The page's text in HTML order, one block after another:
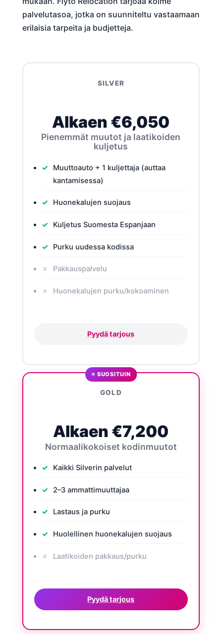
palvelutasoa, jotka on suunniteltu vastaamaan
erilaisia tarpeita ja budjetteja.
SILVER
Alkaen €6,050
Pienemmät muutot ja laatikoiden
kuljetus
Muuttoauto + 1 kuljettaja (auttaa
kantamisessa)
Huonekalujen suojaus
Kuljetus Suomesta Espanjaan
Purku uudessa kodissa
Pakkauspalvelu
Huonekalujen purku/kokoaminen
Pyydä tarjous
⭐ SUOSITUIN
GOLD
Alkaen €7,200
Normaalikokoiset kodinmuutot
Kaikki Silverin palvelut
2–3 ammattimuuttajaa
Lastaus ja purku
Huolellinen huonekalujen suojaus
Laatikoiden pakkaus/purku
Pyydä tarjous